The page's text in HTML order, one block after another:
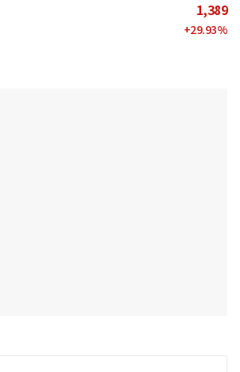
1,389
+29.93%